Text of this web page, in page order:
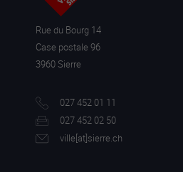
Rue du Bourg 14
Case postale 96
3960 Sierre
027 452 01 11
027 452 02 50
ville[at]sierre.ch